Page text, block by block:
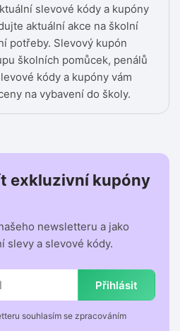
slevové kódy a kupóny
aktuální akce na školní
potřeby. Slevový kupón
školních pomůcek, penálů
kódy a kupóny vám
na vybavení do školy.
exkluzivní kupóny
newsletteru a jako
slevy a slevové kódy.
Přihlásit
souhlasím se zpracováním